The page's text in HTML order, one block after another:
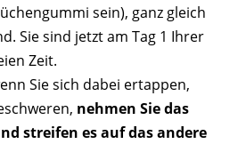
sein), ganz gleich
Sie sind jetzt am Tag 1 Ihrer
Zeit.
Sie sich dabei ertappen,
nehmen Sie das
streifen es auf das andere